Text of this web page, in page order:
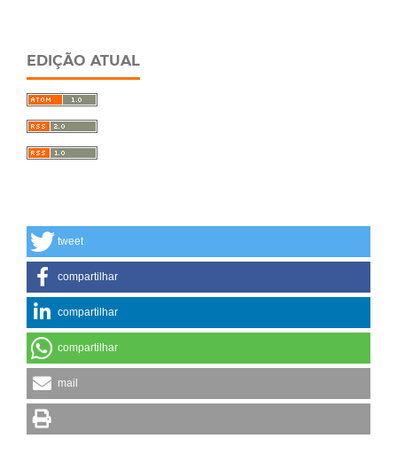
EDIÇÃO ATUAL
tweet
compartilhar
compartilhar
compartilhar
mail